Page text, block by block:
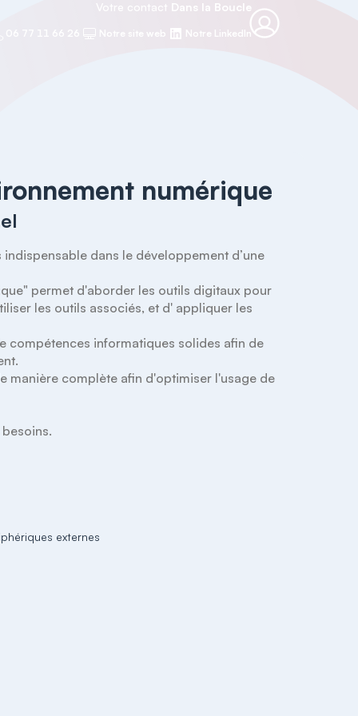
Votre contact Dans la Boucle
Notre site web Notre LinkedIn
numérique
dans le développement d’une
permet d'aborder les outils digitaux pour
les outils associés, et d' appliquer les
compétences informatiques solides afin de
manière complète afin d'optimiser l'usage de
externes